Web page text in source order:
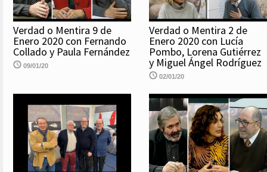
Verdad o Mentira 9 de
Enero 2020 con Fernando
Collado y Paula Fernández
09/01/20
Verdad o Mentira 2 de
Enero 2020 con Lucía
Pombo, Lorena Gutiérrez
y Miguel Ángel Rodríguez
02/01/20